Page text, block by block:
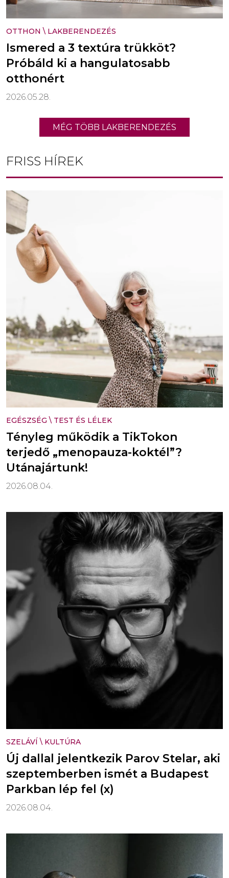
OTTHON \ LAKBERENDEZÉS
Ismered a 3 textúra trükköt?
Próbáld ki a hangulatosabb
otthonért
2026.05.28.
MÉG TÖBB LAKBERENDEZÉS
FRISS HÍREK
EGÉSZSÉG \ TEST ÉS LÉLEK
Tényleg működik a TikTokon
terjedő „menopauza-koktél”?
Utánajártunk!
2026.08.04.
SZELÁVÍ \ KULTÚRA
Új dallal jelentkezik Parov Stelar, aki
szeptemberben ismét a Budapest
Parkban lép fel (x)
2026.08.04.